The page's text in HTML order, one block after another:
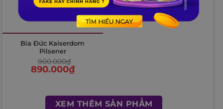
Bia Đức Kaiserdom
Pilsener
900.000₫
890.000₫
XEM THÊM SẢN PHẨM